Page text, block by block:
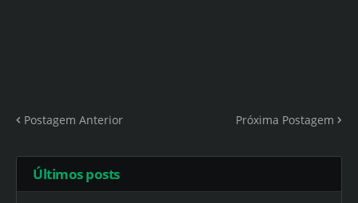
Postagem Anterior Próxima Postagem
Últimos posts